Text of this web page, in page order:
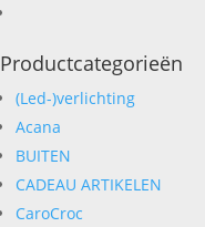
Productcategorieën
(Led-)verlichting
Acana
BUITEN
CADEAU ARTIKELEN
CaroCroc